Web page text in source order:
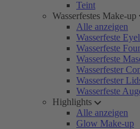
Teint
Wasserfestes Make-up
Alle anzeigen
Wasserfeste
Wasserfeste
Wasserfeste
Wasserfester
Wasserfester
Wasserfeste
Highlights
Alle anzeigen
Glow Make-up